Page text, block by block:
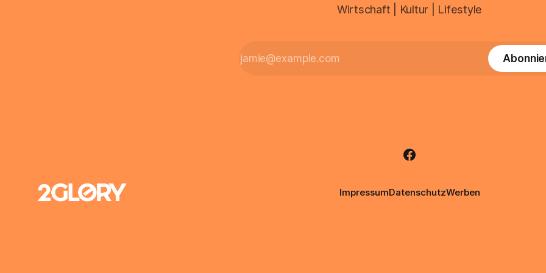
Wirtschaft | Kultur | Lifestyle
ImpressumDatenschutzWerben